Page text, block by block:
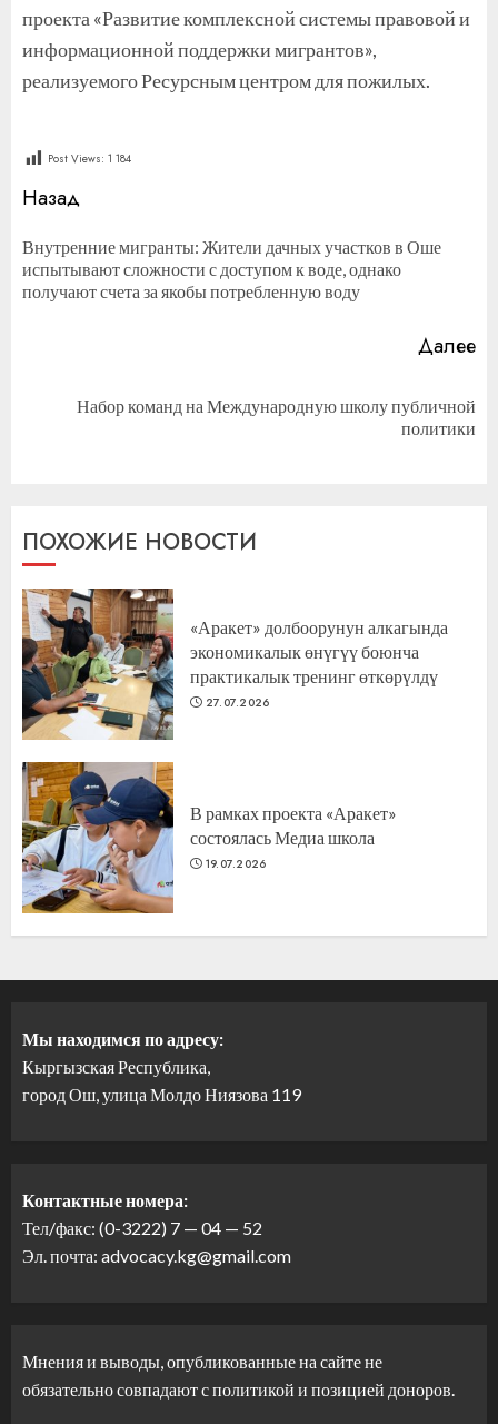
проекта «Развитие комплексной системы правовой и
информационной поддержки мигрантов»,
реализуемого Ресурсным центром для пожилых.
Post Views: 1 184
Продолжить
чтение
Назад
Внутренние мигранты: Жители дачных участков в Оше
испытывают сложности с доступом к воде, однако
получают счета за якобы потребленную воду
Далее
Следующая
Набор команд на Международную школу публичной
политики
ПОХОЖИЕ НОВОСТИ
«Аракет» долбоорунун алкагында
экономикалык өнүгүү боюнча
практикалык тренинг өткөрүлдү
27.07.2026
В рамках проекта «Аракет»
состоялась Медиа школа
19.07.2026
Мы находимся по адресу:
Кыргызская Республика,
город Ош, улица Молдо Ниязова 119
Контактные номера:
Тел/факс: (0-3222) 7 — 04 — 52
Эл. почта: advocacy.kg@gmail.com
Мнения и выводы, опубликованные на сайте не
обязательно совпадают с политикой и позицией доноров.